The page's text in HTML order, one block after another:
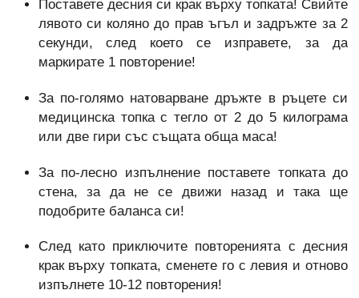
Поставете десния си крак върху топката! Свийте
лявото си коляно до прав ъгъл и задръжте за 2
секунди, след което се изправете, за да
маркирате 1 повторение!
За по-голямо натоварване дръжте в ръцете си
медицинска топка с тегло от 2 до 5 килограма
или две гири със същата обща маса!
За по-лесно изпълнение поставете топката до
стена, за да не се движи назад и така ще
подобрите баланса си!
След като приключите повторенията с десния
крак върху топката, сменете го с левия и отново
изпълнете 10-12 повторения!